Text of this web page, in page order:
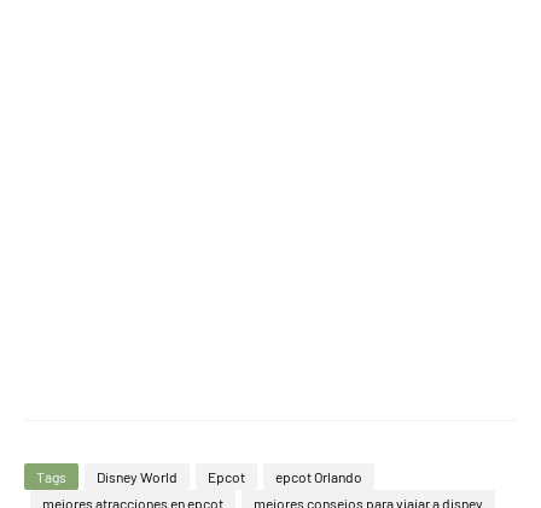
Tags Disney World Epcot
epcot Orlando
mejores atracciones en epcot
mejores consejos para viajar a disney